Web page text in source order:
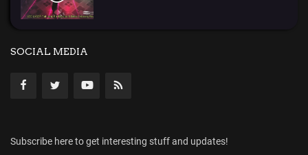
SOCIAL MEDIA
Subscribe here to get interesting stuff and updates!